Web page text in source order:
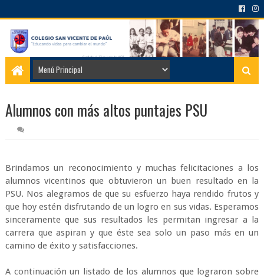
Alumnos con más altos puntajes PSU
Brindamos un reconocimiento y muchas felicitaciones a los
alumnos vicentinos que obtuvieron un buen resultado en la
PSU. Nos alegramos de que su esfuerzo haya rendido frutos y
que hoy estén disfrutando de un logro en sus vidas. Esperamos
sinceramente que sus resultados les permitan ingresar a la
carrera que aspiran y que éste sea solo un paso más en un
camino de éxito y satisfacciones.
A continuación un listado de los alumnos que lograron sobre